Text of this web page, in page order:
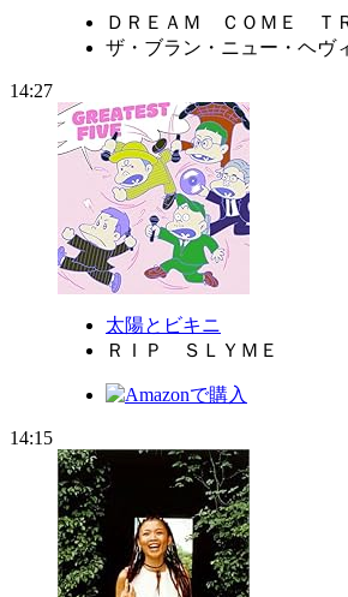
ＤＲＥＡＭ ＣＯＭＥ Ｔ
ザ・ブラン・ニュー・ヘヴ
14:27
太陽とビキニ
ＲＩＰ ＳＬＹＭＥ
14:15